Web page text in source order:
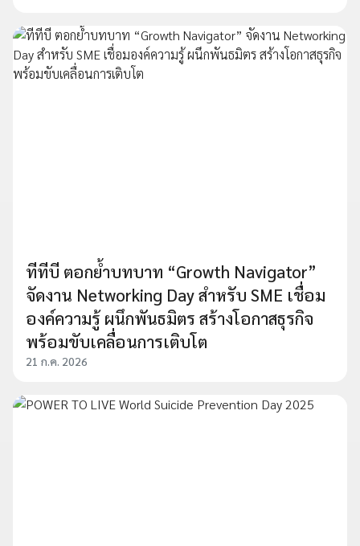
ทีทีบี ตอกย้ำบทบาท “Growth Navigator”
จัดงาน Networking Day สำหรับ SME เชื่อม
องค์ความรู้ ผนึกพันธมิตร สร้างโอกาสธุรกิจ
พร้อมขับเคลื่อนการเติบโต
21 ก.ค. 2026